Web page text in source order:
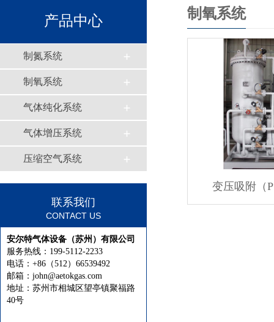
产品中心
制氮系统
制氧系统
气体纯化系统
气体增压系统
压缩空气系统
联系我们
CONTACT US
安尔特气体设备（苏州）有限公司
服务热线：199-5112-2233
电话：+86（512）66539492
邮箱：john@aetokgas.com
地址：苏州市相城区望亭镇聚福路
40号
制氧系统
变压吸附（